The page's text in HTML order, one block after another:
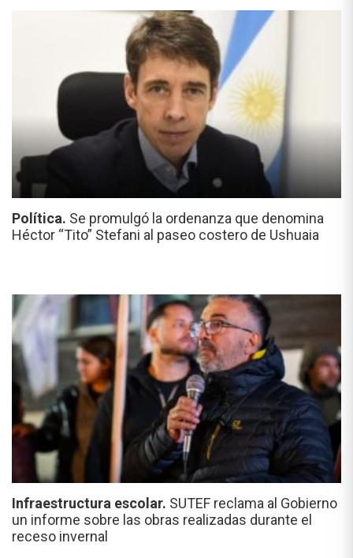
Política. Se promulgó la ordenanza que denomina
Héctor “Tito” Stefani al paseo costero de Ushuaia
Infraestructura escolar. SUTEF reclama al Gobierno
un informe sobre las obras realizadas durante el
receso invernal